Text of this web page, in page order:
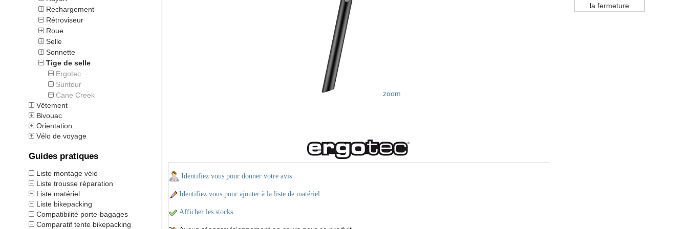
Rechargement
Rétroviseur
Roue
Selle
Sonnette
Tige de selle
Ergotec
Suntour
Cane Creek
Vêtement
Bivouac
Orientation
Vélo de voyage
Guides pratiques
Liste montage vélo
Liste trousse réparation
Liste matériel
Liste bikepacking
Compatibilité porte-bagages
Comparatif tente bikepacking
zoom
Identifiez vous pour donner votre avis
Identifiez vous pour ajouter à la liste de matériel
Afficher les stocks
la fermeture